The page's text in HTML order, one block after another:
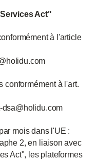
Act"
à l'article
conformément à l'art.
dsa@holidu.com
mois dans l'UE :
2, en liaison avec
Act", les plateformes